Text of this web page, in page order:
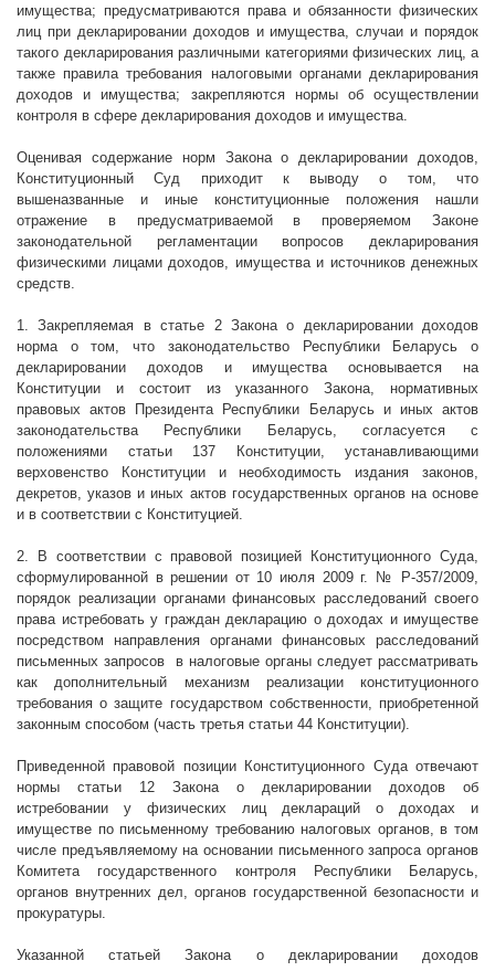
имущества; предусматриваются права и обязанности физических
лиц при декларировании доходов и имущества, случаи и порядок
такого декларирования различными категориями физических лиц, а
также правила требования налоговыми органами декларирования
доходов и имущества; закрепляются нормы об осуществлении
контроля в сфере декларирования доходов и имущества.
Оценивая содержание норм Закона о декларировании доходов,
Конституционный Суд приходит к выводу о том, что
вышеназванные и иные конституционные положения нашли
отражение в предусматриваемой в проверяемом Законе
законодательной регламентации вопросов декларирования
физическими лицами доходов, имущества и источников денежных
средств.
1. Закрепляемая в статье 2 Закона о декларировании доходов
норма о том, что законодательство Республики Беларусь о
декларировании доходов и имущества основывается на
Конституции и состоит из указанного Закона, нормативных
правовых актов Президента Республики Беларусь и иных актов
законодательства Республики Беларусь, согласуется с
положениями статьи 137 Конституции, устанавливающими
верховенство Конституции и необходимость издания законов,
декретов, указов и иных актов государственных органов на основе
и в соответствии с Конституцией.
2. В соответствии с правовой позицией Конституционного Суда,
сформулированной в решении от 10 июля 2009 г. № Р-357/2009,
порядок реализации органами финансовых расследований своего
права истребовать у граждан декларацию о доходах и имуществе
посредством направления органами финансовых расследований
письменных запросов
в налоговые органы следует рассматривать
как дополнительный механизм реализации конституционного
требования о защите государством собственности, приобретенной
законным способом (часть третья статьи 44 Конституции).
Приведенной правовой позиции Конституционного Суда отвечают
нормы статьи 12 Закона о декларировании доходов об
истребовании у физических лиц деклараций о доходах и
имуществе по письменному требованию налоговых органов, в том
числе предъявляемому на основании письменного запроса органов
Комитета государственного контроля Республики Беларусь,
органов внутренних дел, органов государственной безопасности и
прокуратуры.
Указанной статьей Закона о декларировании доходов